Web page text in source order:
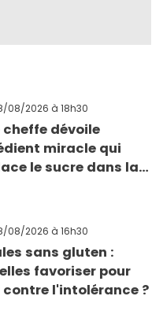
08/2026 à 18h30
dévoile
miracle qui
le sucre dans la
08/2026 à 16h30
sans gluten :
favoriser pour
l'intolérance ?